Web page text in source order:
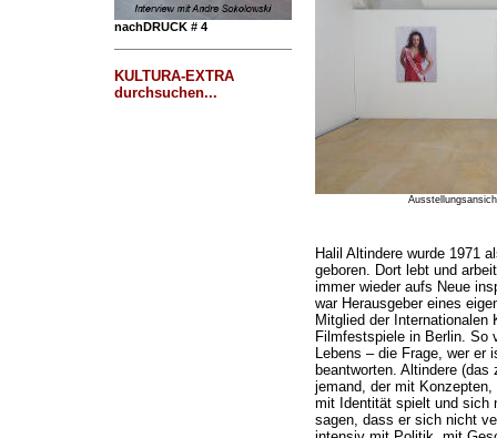
nachDRUCK # 4
KULTURA-EXTRA
durchsuchen...
Halil Altindere wurde 1971
geboren. Dort lebt und
immer wieder aufs Neue
war Herausgeber eines
Mitglied der Internationalen
Filmfestspiele in Berlin. So
Lebens – die Frage, wer
beantworten. Altindere
jemand, der mit
mit Identität spielt und sich
sagen, dass er sich nicht